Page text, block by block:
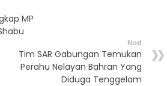
MP
Next
Tim SAR Gabungan Temukan
Perahu Nelayan Bahran Yang
Diduga Tenggelam